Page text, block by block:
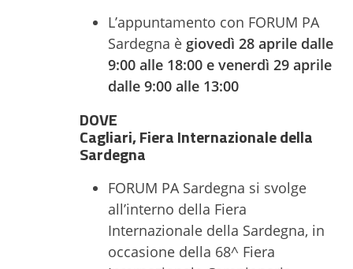
L’appuntamento con FORUM PA
Sardegna è giovedì 28 aprile dalle
9:00 alle 18:00 e venerdì 29 aprile
dalle 9:00 alle 13:00
DOVE
Cagliari, Fiera Internazionale della
Sardegna
FORUM PA Sardegna si svolge
all’interno della Fiera
Internazionale della Sardegna, in
occasione della 68^ Fiera